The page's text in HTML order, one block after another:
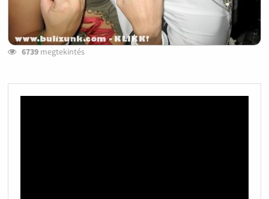
6739megtekintés